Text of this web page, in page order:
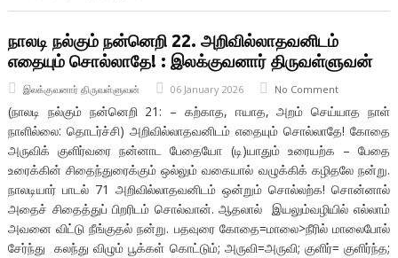
நாலடி நல்கும் நன்னெறி 22. அறிவில்லாதவனிடம்
எதையும் சொல்லாதே! : இலக்குவனார் திருவள்ளுவன்
இலக்குவனார் திருவள்ளுவன் 06 January 2026 No Comment
(நாலடி நல்கும் நன்னெறி 21: – கற்காத, ஈயாத, அறம் செய்யாத நாள்
நாளில்லை: தொடர்ச்சி) அறிவில்லாதவனிடம் எதையும் சொல்லாதே! கோதை
அருவிக் குளிர்வரை நன்னாட பேதையோ (டி)யாதும் உரையற்க – பேதை
உரைக்கின் சிதைந்துரைக்கும் ஒல்லும் வகையால் வழுக்கிக் கழிதலே நன்று.
நாலடியார் பாடல் 71 அறிவில்லாதவனிடம் ஒன்றும் சொல்லற்க! சொன்னால்
அதைச் சிதைத்துப் பிறரிடம் சொல்வான். ஆதலால் இயலும்வழியில் எல்லாம்
அவனை விட்டு நீங்குதல் நன்று. பதவுரை கோதை=மாலை>நீரில் மாலைபோல்
சேர்ந்து கலந்து விழும் பூக்கள் கொட்டும்; அருவி=அருவி; குளிர்= குளிர்ந்த;